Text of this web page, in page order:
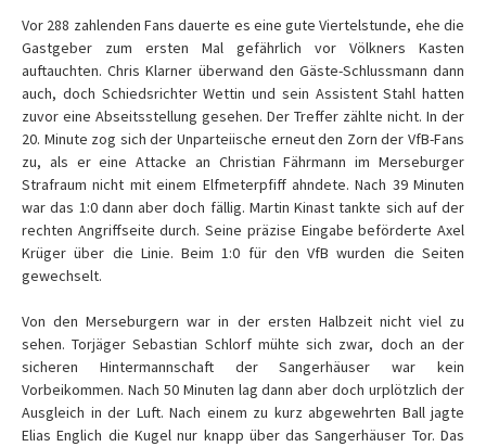
Vor 288 zahlenden Fans dauerte es eine gute Viertelstunde, ehe die
Gastgeber zum ersten Mal gefährlich vor Völkners Kasten
auftauchten. Chris Klarner überwand den Gäste-Schlussmann dann
auch, doch Schiedsrichter Wettin und sein Assistent Stahl hatten
zuvor eine Abseitsstellung gesehen. Der Treffer zählte nicht. In der
20. Minute zog sich der Unparteiische erneut den Zorn der VfB-Fans
zu, als er eine Attacke an Christian Fährmann im Merseburger
Strafraum nicht mit einem Elfmeterpfiff ahndete. Nach 39 Minuten
war das 1:0 dann aber doch fällig. Martin Kinast tankte sich auf der
rechten Angriffseite durch. Seine präzise Eingabe beförderte Axel
Krüger über die Linie. Beim 1:0 für den VfB wurden die Seiten
gewechselt.
Von den Merseburgern war in der ersten Halbzeit nicht viel zu
sehen. Torjäger Sebastian Schlorf mühte sich zwar, doch an der
sicheren Hintermannschaft der Sangerhäuser war kein
Vorbeikommen. Nach 50 Minuten lag dann aber doch urplötzlich der
Ausgleich in der Luft. Nach einem zu kurz abgewehrten Ball jagte
Elias Englich die Kugel nur knapp über das Sangerhäuser Tor. Das